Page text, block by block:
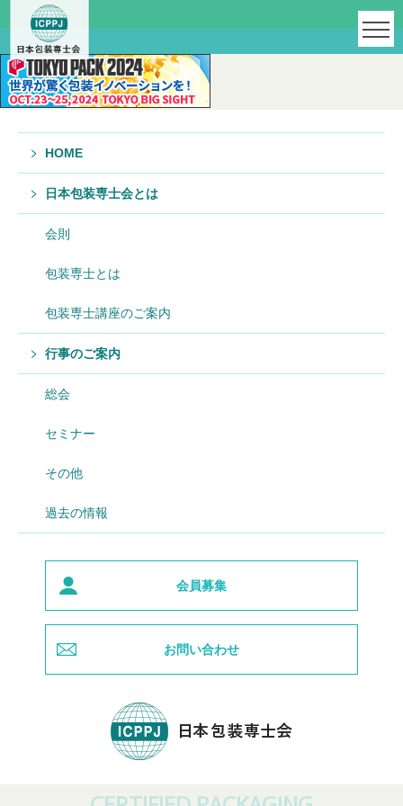
HOME
日本包装専士会とは
会則
包装専士とは
包装専士講座のご案内
行事のご案内
総会
セミナー
その他
過去の情報
会員募集
お問い合わせ